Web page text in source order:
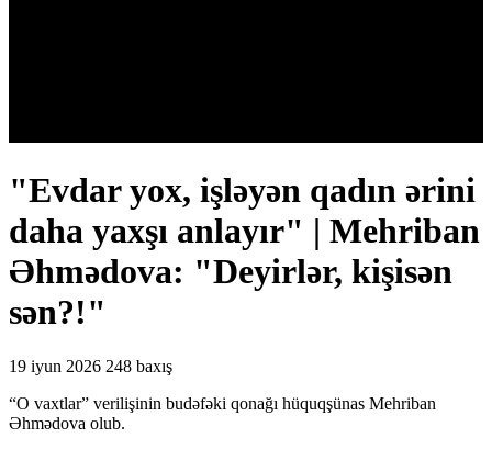
"Evdar yox, işləyən qadın ərini
daha yaxşı anlayır" | Mehriban
Əhmədova: "Deyirlər, kişisən
sən?!"
19 iyun 2026 248 baxış
“O vaxtlar” verilişinin budəfəki qonağı hüquqşünas Mehriban
Əhmədova olub.